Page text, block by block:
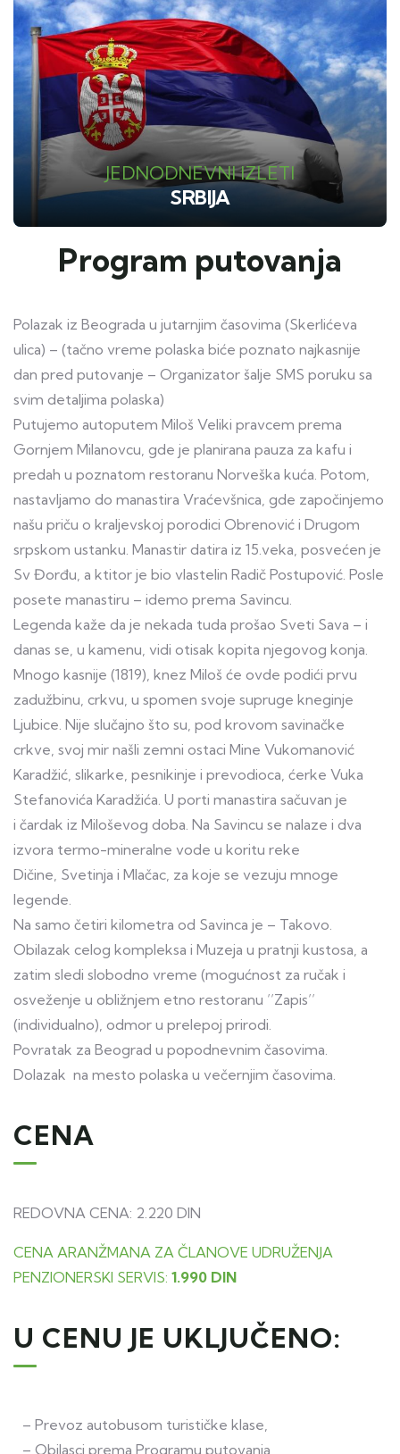
Program putovanja
Polazak iz Beograda u jutarnjim časovima (Skerlićeva
ulica) – (tačno vreme polaska biće poznato najkasnije
dan pred putovanje – Organizator šalje SMS poruku sa
svim detaljima polaska)
Putujemo autoputem Miloš Veliki pravcem prema
Gornjem Milanovcu, gde je planirana pauza za kafu i
predah u poznatom restoranu Norveška kuća. Potom,
nastavljamo do manastira Vraćevšnica, gde započinjemo
našu priču o kraljevskoj porodici Obrenović i Drugom
srpskom ustanku. Manastir datira iz 15.veka, posvećen je
Sv Đorđu, a ktitor je bio vlastelin Radič Postupović. Posle
posete manastiru – idemo prema Savincu.
Legenda kaže da je nekada tuda prošao Sveti Sava – i
danas se, u kamenu, vidi otisak kopita njegovog konja.
Mnogo kasnije (1819), knez Miloš će ovde podići prvu
zadužbinu, crkvu, u spomen svoje supruge kneginje
Ljubice. Nije slučajno što su, pod krovom savinačke
crkve, svoj mir našli zemni ostaci Mine Vukomanović
Karadžić, slikarke, pesnikinje i prevodioca, ćerke Vuka
Stefanovića Karadžića. U porti manastira sačuvan je
i čardak iz Miloševog doba. Na Savincu se nalaze i dva
izvora termo-mineralne vode u koritu reke
Dičine, Svetinja i Mlačac, za koje se vezuju mnoge
legende.
Na samo četiri kilometra od Savinca je – Takovo.
Obilazak celog kompleksa i Muzeja u pratnji kustosa, a
zatim sledi slobodno vreme (mogućnost za ručak i
osveženje u obližnjem etno restoranu ’’Zapis’’
(individualno), odmor u prelepoj prirodi.
Povratak za Beograd u popodnevnim časovima.
Dolazak na mesto polaska u večernjim časovima.
CENA
REDOVNA CENA: 2.220 DIN
CENA ARANŽMANA ZA ČLANOVE UDRUŽENJA
PENZIONERSKI SERVIS: 1.990 DIN
U CENU JE UKLJUČENO:
– Prevoz autobusom turističke klase,
– Obilasci prema Programu putovanja
JEDNODNEVNI IZLETI
SRBIJA